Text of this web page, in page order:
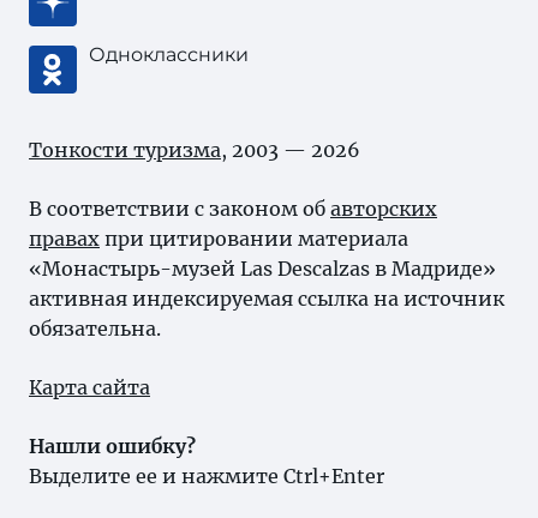
Одноклассники
Тонкости туризма, 2003 — 2026
В соответствии с законом об авторских
правах при цитировании материала
«Монастырь-музей Las Descalzas в Мадриде»
активная индексируемая ссылка на источник
обязательна.
Карта сайта
Нашли ошибку?
Выделите ее и нажмите Ctrl+Enter